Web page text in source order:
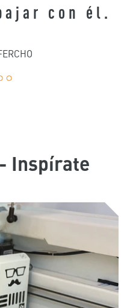
con él.
Inspírate